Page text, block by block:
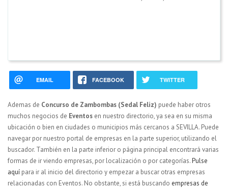
EMAIL FACEBOOK TWITTER
Ademas de Concurso de Zambombas (Sedal Feliz) puede haber otros
muchos negocios de Eventos en nuestro directorio, ya sea en su misma
ubicación o bien en ciudades o municipios más cercanos a SEVILLA. Puede
navegar por nuestro portal de empresas en la parte superior, utilizando el
buscador. También en la parte inferior o página principal encontrará varias
formas de ir viendo empresas, por localización o por categorías.Pulse
aquí para ir al inicio del directorio y empezar a buscar otras empresas
relacionadas con Eventos. No obstante, si está buscando empresas de